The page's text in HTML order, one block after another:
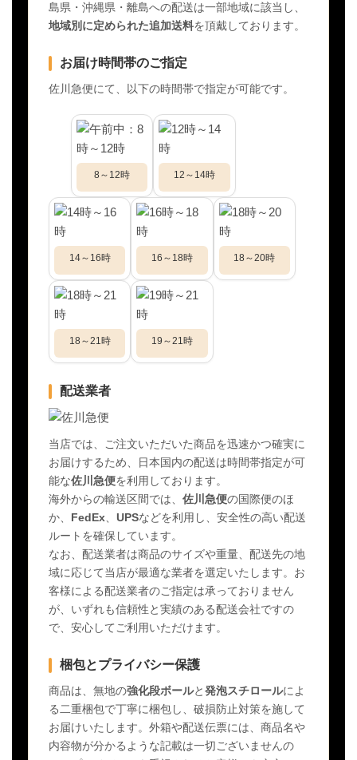
島県・沖縄県・離島への配送は一部地域に該当し、
地域別に定められた追加送料を頂戴しております。
お届け時間帯のご指定
佐川急便にて、以下の時間帯で指定が可能です。
8～12時 12～14時
14～16時 16～18時 18～20時
18～21時 19～21時
配送業者
当店では、ご注文いただいた商品を迅速かつ確実に
お届けするため、日本国内の配送は時間帯指定が可
能な佐川急便を利用しております。
海外からの輸送区間では、 佐川急便の国際便のほ
か、 FedEx UPSなどを利用し、安全性の高い配送
ルートを確保しています。
なお、配送業者は商品のサイズや重量、配送先の地
域に応じて当店が最適な業者を選定いたします。お
客様による配送業者のご指定は承っておりません
が、いずれも信頼性と実績のある配送会社ですの
で、安心してご利用いただけます。
梱包とプライバシー保護
商品は、無地の強化段ボールと発泡スチロールによ
る二重梱包で丁寧に梱包し、破損防止対策を施して
お届けいたします。外箱や配送伝票には、商品名や
内容物が分かるような記載は一切ございませんの